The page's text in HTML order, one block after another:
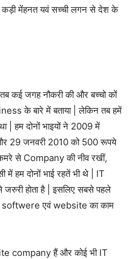
मेंहनत यवं सच्ची लगन से देश के
कई जगह नौकरी की और बच्चो कों
के बारे में बताया | लेकिन तब हमें
| हम दोनों भाइयों ने 2009 में
29 जनवरी 2010 को 500 रूपये
से Company की नीव रखीं,
में हम दोनों भाई रहतें भी थे | IT
होता है | इसलिए सबसे पहले
softwere एवं website का काम
company हैं और कोई भी IT